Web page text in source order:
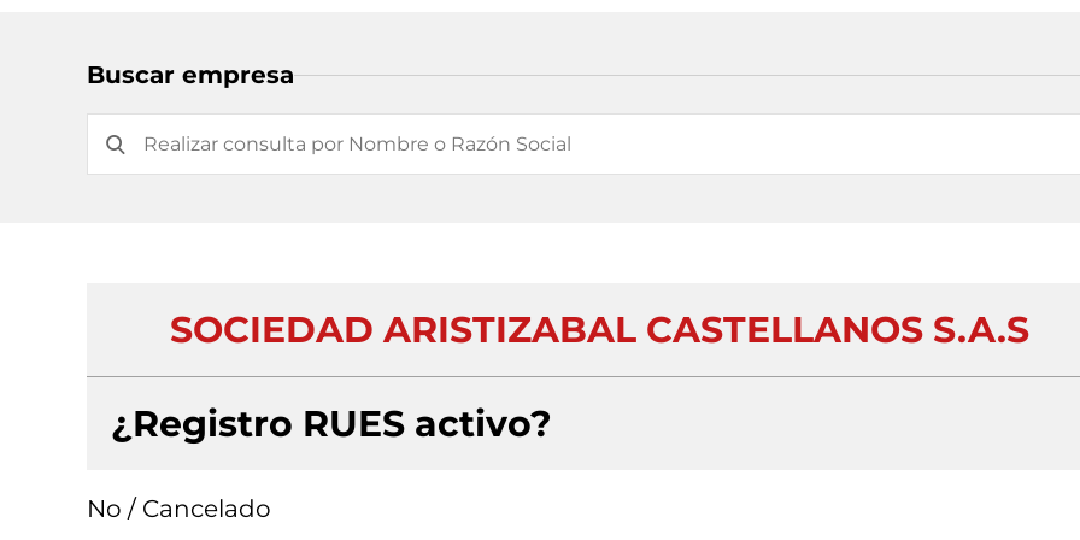
Buscar empresa
SOCIEDAD ARISTIZABAL CASTELLANOS S.A.S
¿Registro RUES activo?
No / Cancelado